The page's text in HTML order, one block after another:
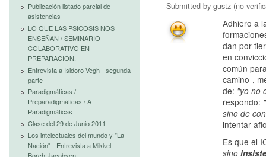
Submitted by gustz (no
Adhiero a
dan por
en
común
camino-,
de: "yo no
respondo:
sino de
intentar
Es que el
sino
Publicación listado parcial de
asistencias
LO QUE LAS PSICOSIS NOS
ENSEÑAN / SEMINARIO
COLABORATIVO EN
PREPARACION.
Entrevista a Isidoro Vegh - segunda
parte
Paradigmáticas /
Preparadigmáticas / A-
Paradigmáticas
Clase del 29 de Junio 2011
Los intelectuales del mundo y "La
Nación" - Entrevista a Mikkel